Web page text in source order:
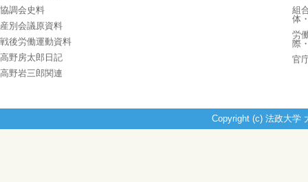
協調会史料
産別会議原資料
戦後労働運動資料
高野房太郎日記
高野岩三郎関連
組
体
労
際
官
Copyright (c) 法政大学